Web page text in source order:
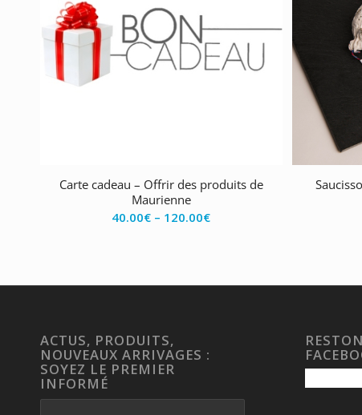
Carte cadeau – Offrir des produits de
Maurienne
40.00€ – 120.00€
ACTUS, PRODUITS,
NOUVEAUX ARRIVAGES :
SOYEZ LE PREMIER
INFORMÉ